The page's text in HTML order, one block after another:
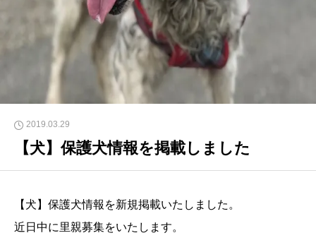
2019.03.29
【犬】保護犬情報を掲載しました
【犬】保護犬情報を新規掲載いたしました。
近日中に里親募集をいたします。